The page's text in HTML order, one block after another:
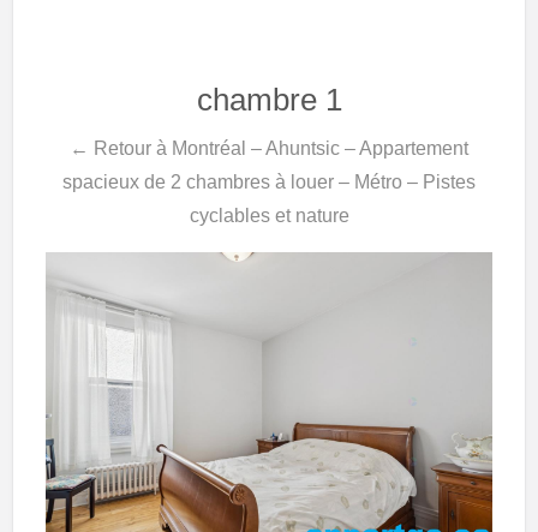
chambre 1
← Retour à Montréal – Ahuntsic – Appartement
spacieux de 2 chambres à louer – Métro – Pistes
cyclables et nature